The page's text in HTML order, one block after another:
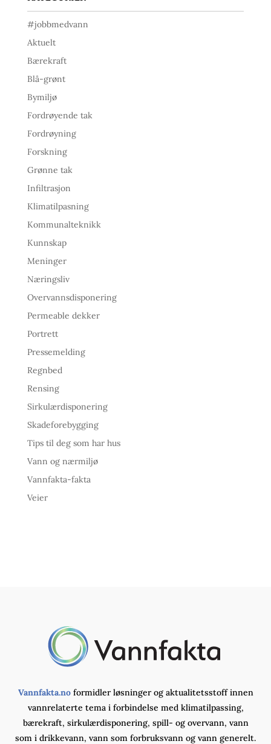
#jobbmedvann
Aktuelt
Bærekraft
Blå-grønt
Bymiljø
Fordrøyende tak
Fordrøyning
Forskning
Grønne tak
Infiltrasjon
Klimatilpasning
Kommunalteknikk
Kunnskap
Meninger
Næringsliv
Overvannsdisponering
Permeable dekker
Portrett
Pressemelding
Regnbed
Rensing
Sirkulærdisponering
Skadeforebygging
Tips til deg som har hus
Vann og nærmiljø
Vannfakta-fakta
Veier
Vannfakta.noformidler løsninger og aktualitetsstoff innen
vannrelaterte tema i forbindelse med klimatilpassing,
bærekraft, sirkulærdisponering, spill- og overvann, vann
som i drikkevann, vann som forbruksvann og vann generelt.